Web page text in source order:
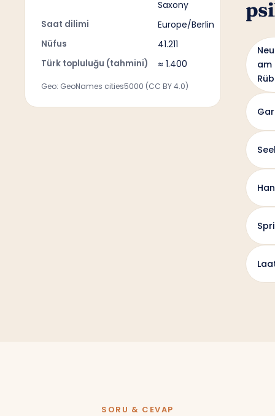
Saxony
Saat dilimi Europe/Berlin
Nüfus 41.211
Türk topluluğu (tahmini) ≈ 1.400
Geo: GeoNames cities5000 (CC BY 4.0)
am
SORU & CEVAP